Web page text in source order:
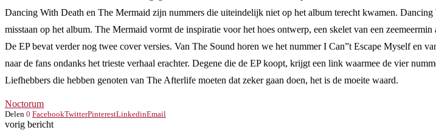
Dancing With Death en The Mermaid zijn nummers die uiteindelijk niet op het album terecht kwamen.
misstaan op het album. The Mermaid vormt de inspiratie voor het hoes ontwerp, een skelet van een zeemeermin
De EP bevat verder nog twee cover versies. Van The Sound horen we het nummer I Can”t Escape Myself en
naar de fans ondanks het trieste verhaal erachter. Degene die de EP koopt, krijgt een link waarmee de vier
Liefhebbers die hebben genoten van The Afterlife moeten dat zeker gaan doen, het is de moeite waard.
Noctorum
Delen 0 FacebookTwitterPinterestLinkedinEmail
vorig bericht